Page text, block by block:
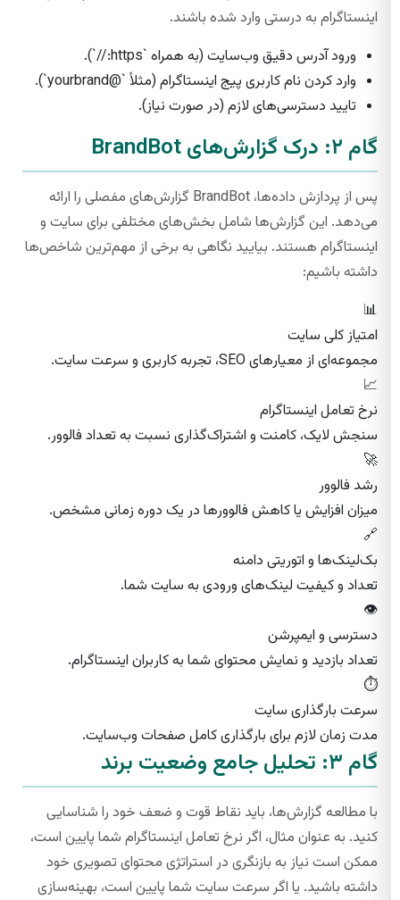
اینستاگرام به درستی وارد شده باشند.
ورود آدرس دقیق وب‌سایت (به همراه `https://`).
وارد کردن نام کاربری پیج اینستاگرام (مثلاً `@yourbrand`).
تایید دسترسی‌های لازم (در صورت نیاز).
گام ۲: درک گزارش‌های BrandBot
پس از پردازش داده‌ها، BrandBot گزارش‌های مفصلی را ارائه
می‌دهد. این گزارش‌ها شامل بخش‌های مختلفی برای سایت و
اینستاگرام هستند. بیایید نگاهی به برخی از مهم‌ترین شاخص‌ها
داشته باشیم:
📊
امتیاز کلی سایت
مجموعه‌ای از معیارهای SEO، تجربه کاربری و سرعت سایت.
📈
نرخ تعامل اینستاگرام
سنجش لایک، کامنت و اشتراک‌گذاری نسبت به تعداد فالوور.
🚀
رشد فالوور
میزان افزایش یا کاهش فالوورها در یک دوره زمانی مشخص.
🔗
بک‌لینک‌ها و اتوریتی دامنه
تعداد و کیفیت لینک‌های ورودی به سایت شما.
👁️
دسترسی و ایمپرشن
تعداد بازدید و نمایش محتوای شما به کاربران اینستاگرام.
⏱️
سرعت بارگذاری سایت
مدت زمان لازم برای بارگذاری کامل صفحات وب‌سایت.
گام ۳: تحلیل جامع وضعیت برند
با مطالعه گزارش‌ها، باید نقاط قوت و ضعف خود را شناسایی
کنید. به عنوان مثال، اگر نرخ تعامل اینستاگرام شما پایین است،
ممکن است نیاز به بازنگری در استراتژی محتوای تصویری خود
داشته باشید. یا اگر سرعت سایت شما پایین است، بهینه‌سازی